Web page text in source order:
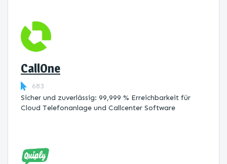
CallOne
683
Sicher und zuverlässig: 99,999 % Erreichbarkeit für
Cloud Telefonanlage und Callcenter Software